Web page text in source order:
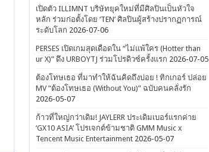
เปิดตัว ILLIMNT บริษัทยุคใหม่ที่มีศิลปินเป็นหัวใจ
หลัก ร่วมก่อตั้งโดย ‘TEN’ ศิลปินผู้สร้างปรากฏการณ์
ระดับโลก 2026-07-06
PERSES เปิดเกมสุดเดือดใน “ไม่แพ้ใคร (Hotter than
ur X)” ดึง URBOYTJ ร่วมโปรดิวซ์ครั้งแรก 2026-07-05
ต้องโทษเธอ ที่มาทำให้ฉันคิดถึงบ่อย ! ทิกเกอร์ ปล่อย
MV “ต้องโทษเธอ (Without You)” ฉบับคนคลั่งรัก
2026-05-07
ก้าวที่ใหญ่กว่าเดิม! JAYLERR ประเดิมเบอร์แรกค่าย
‘GX10 ASIA’ โปรเจกต์ข้ามชาติ GMM Music x
Tencent Music Entertainment 2026-05-07